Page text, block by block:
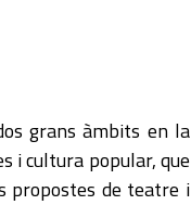
grans àmbits en la
i cultura popular, que
propostes de teatre i